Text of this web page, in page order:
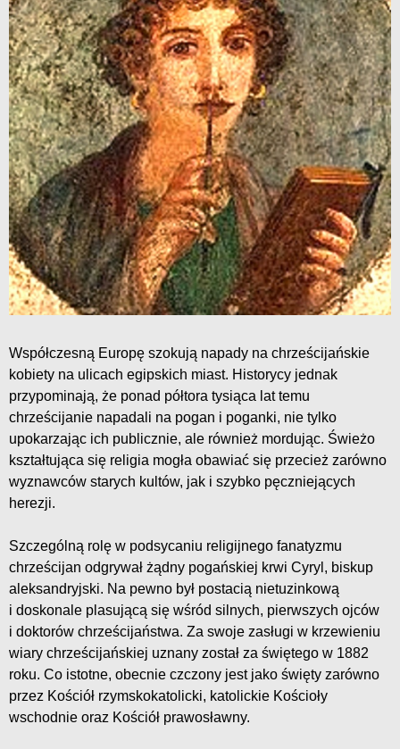
Współczesną Europę szokują napady na chrześcijańskie
kobiety na ulicach egipskich miast. Historycy jednak
przypominają, że ponad półtora tysiąca lat temu
chrześcijanie napadali na pogan i poganki, nie tylko
upokarzając ich publicznie, ale również mordując. Świeżo
kształtująca się religia mogła obawiać się przecież zarówno
wyznawców starych kultów, jak i szybko pęczniejących
herezji.
Szczególną rolę w podsycaniu religijnego fanatyzmu
chrześcijan odgrywał żądny pogańskiej krwi Cyryl, biskup
aleksandryjski. Na pewno był postacią nietuzinkową
i doskonale plasującą się wśród silnych, pierwszych ojców
i doktorów chrześcijaństwa. Za swoje zasługi w krzewieniu
wiary chrześcijańskiej uznany został za świętego w 1882
roku. Co istotne, obecnie czczony jest jako święty zarówno
przez Kościół rzymskokatolicki, katolickie Kościoły
wschodnie oraz Kościół prawosławny.